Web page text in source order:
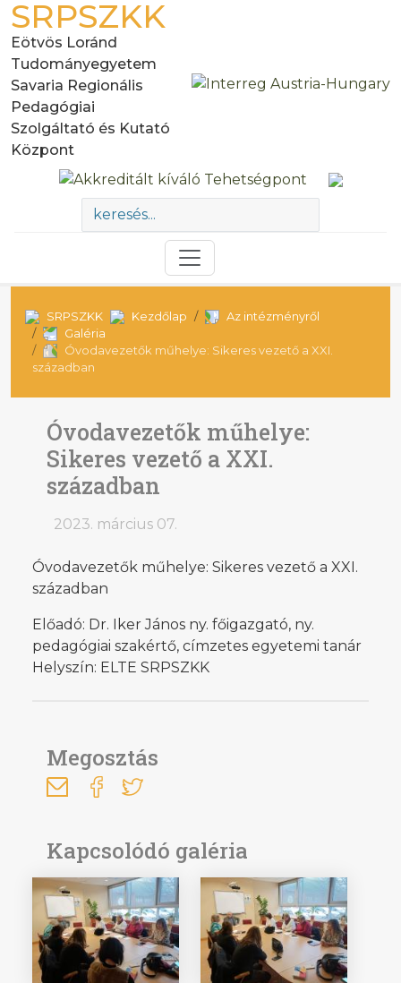
SRPSZKK
Eötvös Loránd
Tudományegyetem
Savaria Regionális
Pedagógiai
Szolgáltató és Kutató
Központ
SRPSZKK Kezdőlap
Az intézményről
Galéria
Óvodavezetők műhelye: Sikeres vezető a XXI.
században
Óvodavezetők műhelye:
Sikeres vezető a XXI.
században
2023. március 07.
Óvodavezetők műhelye: Sikeres vezető a XXI.
században
Előadó: Dr. Iker János ny. főigazgató, ny.
pedagógiai szakértő, címzetes egyetemi tanár
Helyszín: ELTE SRPSZKK
Megosztás
Kapcsolódó galéria